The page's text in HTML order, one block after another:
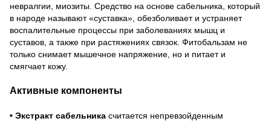
невралгии, миозиты. Средство на основе сабельника, который
в народе называют «суставка», обезболивает и устраняет
воспалительные процессы при заболеваниях мышц и
суставов, а также при растяжениях связок. Фитобальзам не
только снимает мышечное напряжение, но и питает и
смягчает кожу.
Активные компоненты
• Экстракт сабельника считается непревзойденным